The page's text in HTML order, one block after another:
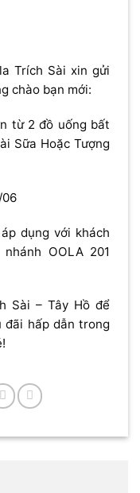
Trích Sài xin gửi
chào bạn mới:
từ 2 đồ uống bất
Sữa Hoặc Tượng
dụng với khách
OOLA 201
Sài – Tây Hồ để
đãi hấp dẫn trong